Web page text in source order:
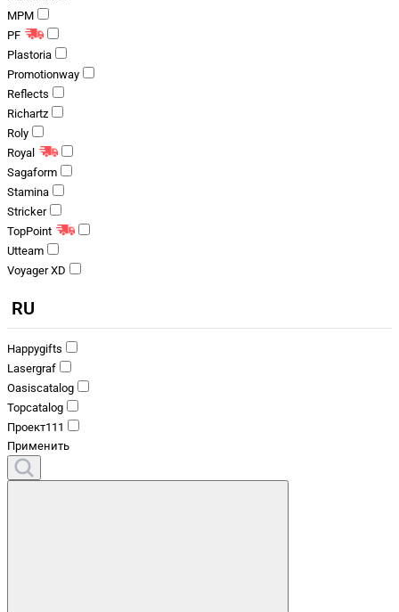
MPM
PF
Plastoria
Promotionway
Reflects
Richartz
Roly
Royal
Sagaform
Stamina
Stricker
TopPoint
Utteam
Voyager XD
RU
Happygifts
Lasergraf
Oasiscatalog
Topcatalog
Проект111
Применить